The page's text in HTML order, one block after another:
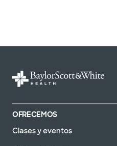
OFRECEMOS
Clases y eventos